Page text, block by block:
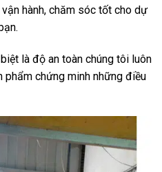
hành, chăm sóc tốt cho dự
là độ an toàn chúng tôi luôn
phẩm chứng minh những điều